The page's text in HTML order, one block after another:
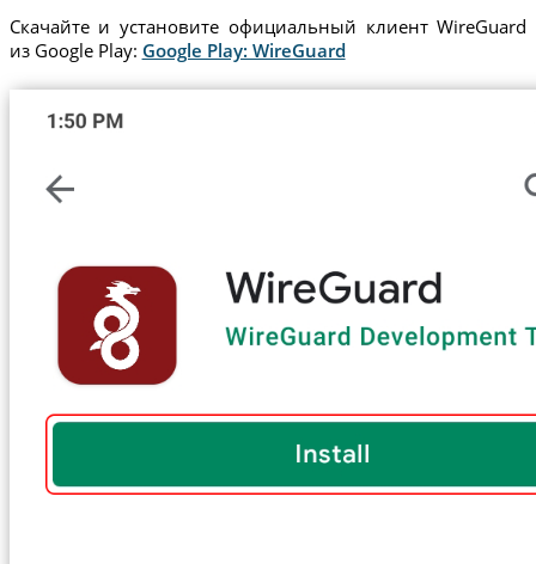
Скачайте и установите официальный клиент WireGuard
из Google Play: Google Play: WireGuard